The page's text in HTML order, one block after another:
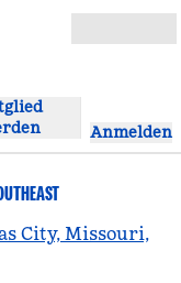
Anmelden
City, Missouri,